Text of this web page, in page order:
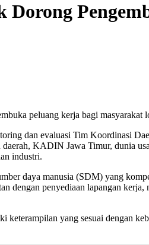
peluang kerja bagi masyarakat
dan evaluasi Tim Koordinasi
KADIN Jawa Timur, dunia
industri.
daya manusia (SDM) yang
dengan penyediaan lapangan kerja,
keterampilan yang sesuai dengan